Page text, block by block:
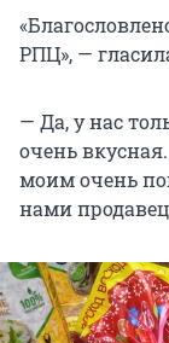
РПЦ», —
— Да, у нас
очень
моим очень
нами